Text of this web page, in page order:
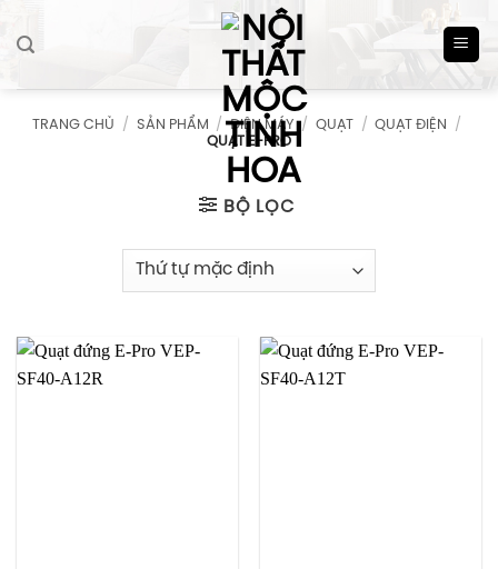
TRANG CHỦ / SẢN PHẨM / ĐIỆN MÁY / QUẠT / QUẠT ĐIỆN
/
QUẠT E-PRO
BỘ LỌC